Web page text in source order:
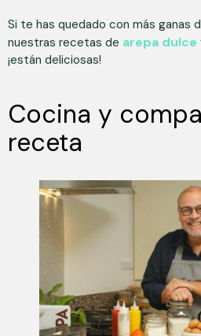
Si te has quedado con más ganas
nuestras recetas de arepa dulce
¡están deliciosas!
Cocina y
receta